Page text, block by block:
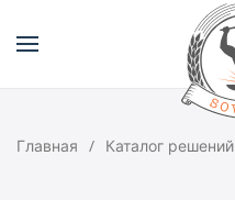
Главная Каталог решений